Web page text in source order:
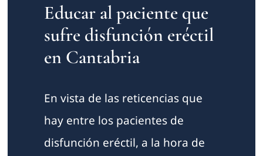
Educar al paciente que
sufre disfunción eréctil
en Cantabria
En vista de las reticencias que
hay entre los pacientes de
disfunción eréctil, a la hora de